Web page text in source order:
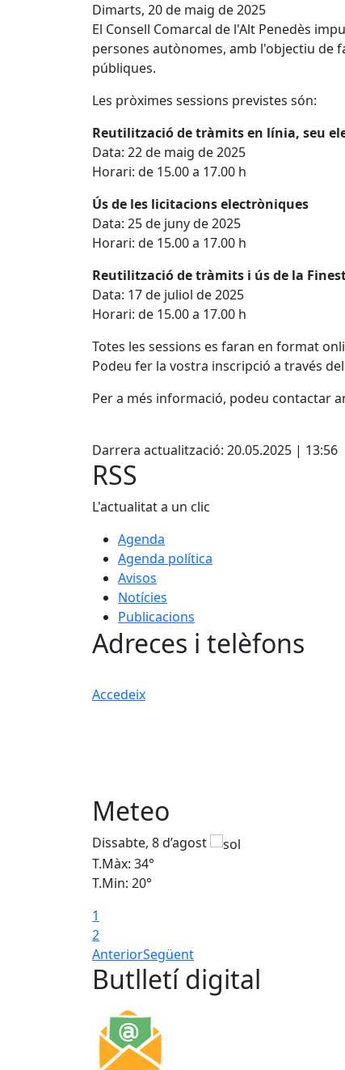
Dimarts, 20 de maig de 2025
El Consell Comarcal de l'Alt Penedès
persones autònomes, amb l'objectiu de
públiques.
Les pròximes sessions previstes són:
Reutilització de tràmits en línia, seu
Data: 22 de maig de 2025
Horari: de 15.00 a 17.00 h
Ús de les licitacions electròniques
Data: 25 de juny de 2025
Horari: de 15.00 a 17.00 h
Reutilització de tràmits i ús de la
Data: 17 de juliol de 2025
Horari: de 15.00 a 17.00 h
Totes les sessions es faran en format
Podeu fer la vostra inscripció a través
Per a més informació, podeu contactar
Darrera actualització: 20.05.2025 | 13:56
RSS
L'actualitat a un clic
Agenda
Agenda política
Avisos
Notícies
Publicacions
Adreces i telèfons
Accedeix
Meteo
Dissabte, 8 d’agost
T.Màx: 34°
T.Min: 20°
1
2
AnteriorSegüent
Butlletí digital